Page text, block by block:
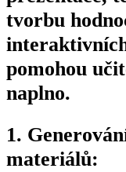
tvorbu
pomohou
naplno.
1.
materiálů: